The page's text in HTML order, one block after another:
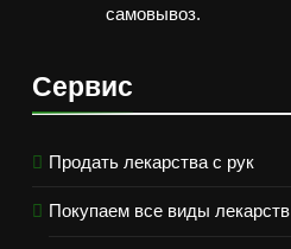
самовывоз.
Сервис
Продать лекарства с рук
Покупаем все виды лекарств